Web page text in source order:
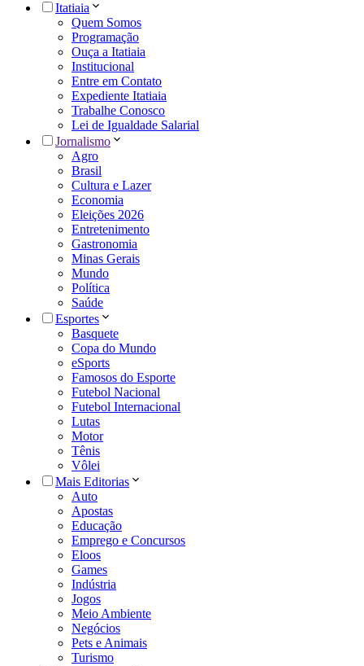
Itatiaia
Quem Somos
Programação
Ouça a Itatiaia
Institucional
Entre em Contato
Expediente Itatiaia
Trabalhe Conosco
Lei de Igualdade Salarial
Jornalismo
Agro
Brasil
Cultura e Lazer
Economia
Eleições 2026
Entretenimento
Gastronomia
Minas Gerais
Mundo
Política
Saúde
Esportes
Basquete
Copa do Mundo
eSports
Famosos do Esporte
Futebol Nacional
Futebol Internacional
Lutas
Motor
Tênis
Vôlei
Mais Editorias
Auto
Apostas
Educação
Emprego e Concursos
Eloos
Games
Indústria
Jogos
Meio Ambiente
Negócios
Pets e Animais
Turismo